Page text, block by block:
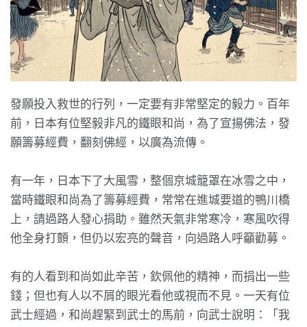
發願投入救世的行列，一定要有非常堅定的毅力。百年
前，日本有位堅毅非凡的鐵眼和尚，為了宣揚佛法，發
願籌募經費，翻刻佛經，以廣為流傳。
有一年，日本下了大風雪，整個京城籠罩在冰雪之中，
當時鐵眼和尚為了籌募經費，常常在進城要道的鴨川橋
上，請過路人發心捐助。雖然天氣非常寒冷，寒風吹得
他全身打顫，但仍以宏亮的聲音，向過路人呼籲勸募。
有的人看到和尚如此辛苦，欽佩他的精神，而捐出一些
錢；但也有人以不屑的眼光看他或視而不見。一天有位
武士經過，和尚趕緊到武士的馬前，向武士說明：「我